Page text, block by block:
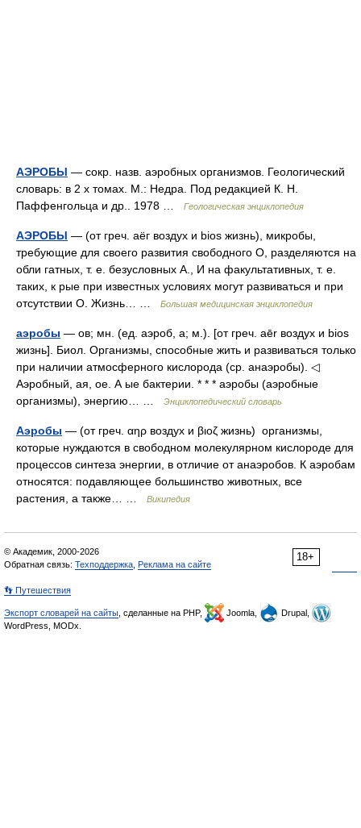
АЭРОБЫ — сокр. назв. аэробных организмов. Геологический
словарь: в 2 х томах. М.: Недра. Под редакцией К. Н.
Паффенгольца и др.. 1978 …
Геологическая энциклопедия
АЭРОБЫ — (от греч. аёг воздух и bios жизнь), микробы,
требующие для своего развития свободного О, разделяются на
обли гатных, т. е. безусловных А., И на факультативных, т. е.
таких, к рые при известных условиях могут развиваться и при
отсутствии О. Жизнь… …
Большая медицинская энциклопедия
аэробы — ов; мн. (ед. аэроб, а; м.). [от греч. aēr воздух и bios
жизнь]. Биол. Организмы, способные жить и развиваться только
при наличии атмосферного кислорода (ср. анаэробы). ◁
Аэробный, ая, ое. А ые бактерии. * * * аэробы (аэробные
организмы), энергию… …
Энциклопедический словарь
Аэробы — (от греч. αηρ воздух и βιοζ жизнь) организмы,
которые нуждаются в свободном молекулярном кислороде для
процессов синтеза энергии, в отличие от анаэробов. К аэробам
относятся: подавляющее большинство животных, все
растения, а также… …
Википедия
18+
© Академик, 2000-2026
Обратная связь: Техподдержка Реклама на сайте
👣 Путешествия
Экспорт словарей на сайты , сделанные на PHP, Joomla,
Drupal,
WordPress, MODx.